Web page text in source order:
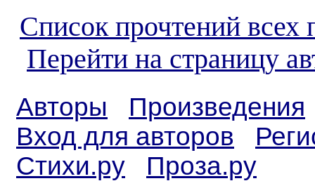
Список прочтений всех
Перейти на страницу
Авторы
Произведения
Вход для авторов
Стихи.ру
Проза.ру